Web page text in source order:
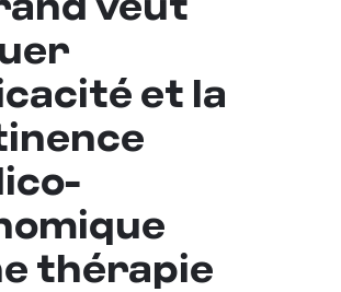
veut
et la
thérapie